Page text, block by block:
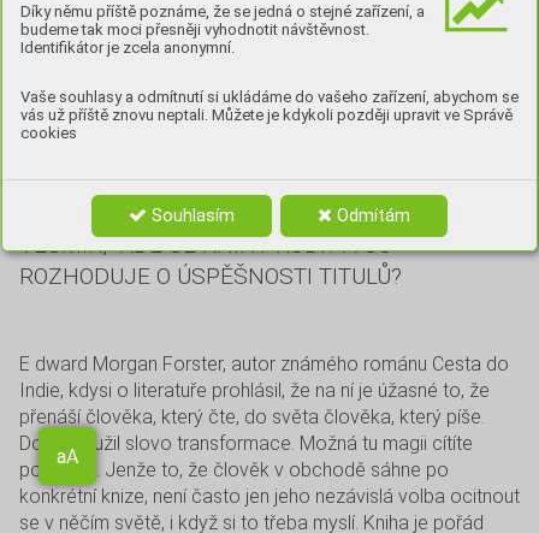
Díky němu příště poznáme, že se jedná o stejné zařízení, a
budeme tak moci přesněji vyhodnotit návštěvnost.
Identifikátor je zcela anonymní.
Vaše souhlasy a odmítnutí si ukládáme do vašeho zařízení, abychom se
vás už příště znovu neptali. Můžete je kdykoli později upravit ve Správě
cookies
Souhlasím Odmítám
Aa aA
Co právě čtete? A proč?
SVĚTY, KAM SE RÁDI NECHÁVAJÍ VOŇAVÝMI
STRÁNKAMI PAPÍRU PŘENÉST. JAKÝ JE ALE
VESMÍR,KDE SE KNIHY RODÍ? A CO
ROZHODUJE O ÚSPĚŠNOSTI TITULŮ?
E dward Morgan Forster, autor známého románu Cesta do
Indie, kdysi o literatuře prohlásil, že na ní je úžasné to, že
přenáší člověka, který čte, do světa člověka, který píše.
Doslova užil slovo transformace. Možná tu magii cítíte
podobně. Jenže to, že člověk v obchodě sáhne po
konkrétní knize, není často jen jeho nezávislá volba ocitnout
se v něčím světě, i když si to třeba myslí. Kniha je pořád